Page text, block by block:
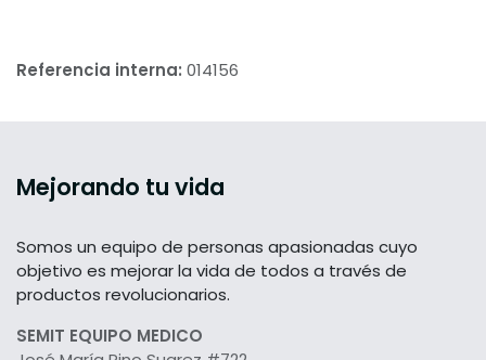
Referencia interna: 014156
Mejorando tu vida
Somos un equipo de personas apasionadas cuyo
objetivo es mejorar la vida de todos a través de
productos revolucionarios.
SEMIT EQUIPO MEDICO